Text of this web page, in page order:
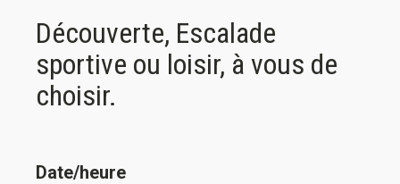
Découverte, Escalade
sportive ou loisir, à vous de
choisir.
Date/heure